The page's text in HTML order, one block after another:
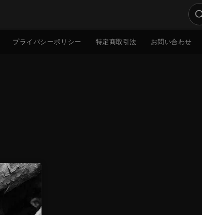
プライバシーポリシー 特定商取引法 お問い合わせ